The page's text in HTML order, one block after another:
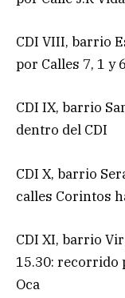
CDI VIII, barrio
por Calles 7, 1 y 6
CDI IX, barrio
dentro del CDI
CDI X, barrio
calles Corintos
CDI XI, barrio
15.30: recorrido
Oca